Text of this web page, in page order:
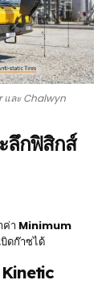
และ Chalwyn
ลึกฟิสิกส์
ค่า Minimum
ดก๊าซได้
Kinetic